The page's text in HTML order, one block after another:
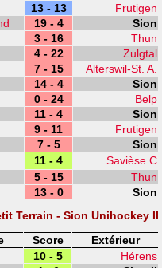
13 - 13
Frutigen
19 - 4
Sion
3 - 16
Thun
4 - 22
Zulgtal
7 - 15
Alterswil-St. A.
14 - 4
Sion
0 - 24
Belp
11 - 4
Sion
9 - 11
Frutigen
7 - 5
Sion
11 - 4
Savièse C
5 - 15
Thun
13 - 0
Sion
Terrain - Sion Unihockey II
Score
Extérieur
10 - 5
Hérens